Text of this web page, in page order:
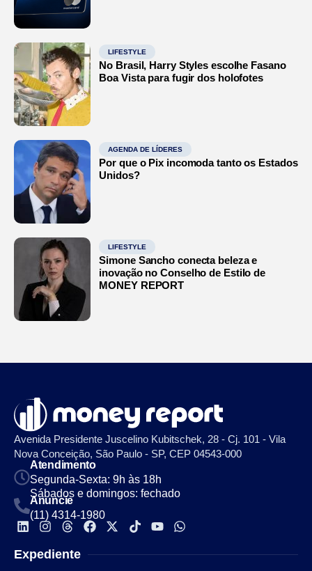
LIFESTYLE
No Brasil, Harry Styles escolhe Fasano
Boa Vista para fugir dos holofotes
AGENDA DE LÍDERES
Por que o Pix incomoda tanto os Estados
Unidos?
LIFESTYLE
Simone Sancho conecta beleza e
inovação no Conselho de Estilo de
MONEY REPORT
Avenida Presidente Juscelino Kubitschek, 28 - Cj. 101 - Vila
Nova Conceição, São Paulo - SP, CEP 04543-000
Atendimento
Segunda-Sexta: 9h às 18h
Sábados e domingos: fechado
Anuncie
(11) 4314-1980
Expediente